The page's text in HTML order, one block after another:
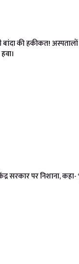
की हकीकत!
सरकार पर निशाना,